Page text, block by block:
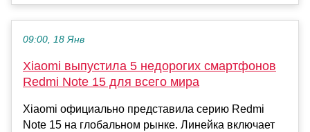
09:00, 18 Янв
Xiaomi выпустила 5 недорогих смартфонов
Redmi Note 15 для всего мира
Xiaomi официально представила серию Redmi
Note 15 на глобальном рынке. Линейка включает